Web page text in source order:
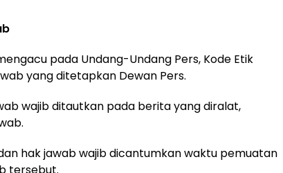
pada Undang-Undang Pers, Kode Etik
yang ditetapkan Dewan Pers.
wajib ditautkan pada berita yang diralat,
hak jawab wajib dicantumkan waktu pemuatan